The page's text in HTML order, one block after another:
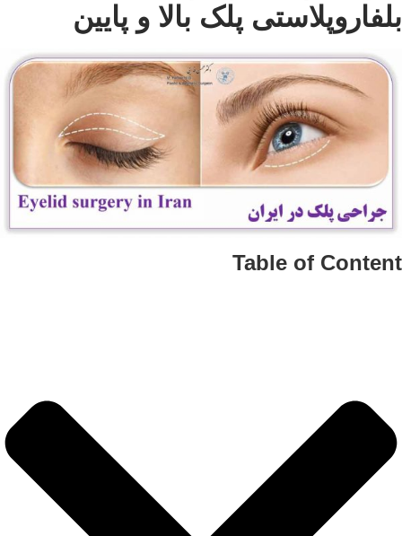
پلک بالا و پایین
Table of